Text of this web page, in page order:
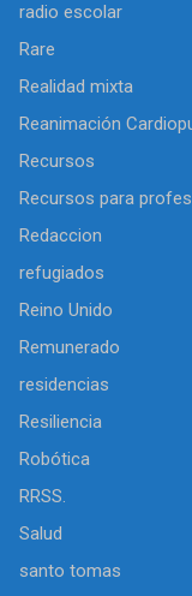
radio escolar
Rare
Realidad mixta
Reanimación
Recursos
Recursos para
Redaccion
refugiados
Reino Unido
Remunerado
residencias
Resiliencia
Robótica
RRSS.
Salud
santo tomas